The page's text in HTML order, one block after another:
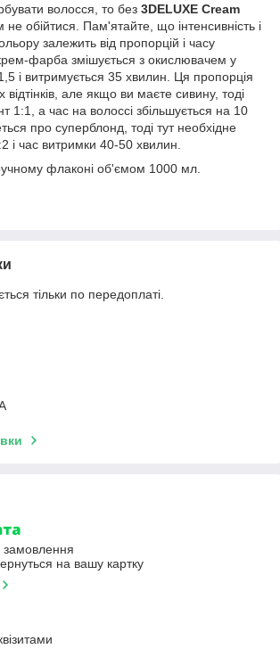
волосся, то без 3DELUXE Cream
не обійтися. Пам'ятайте, що інтенсивність і
залежить від пропорцій і часу
фарба змішується з окислювачем у
і витримується 35 хвилин. Ця пропорція
відтінків, але якщо ви маєте сивину, тоді
1:1, а час на волоссі збільшується на 10
про суперблонд, тоді тут необхідне
і час витримки 40-50 хвилин.
флаконі об'ємом 1000 мл.
тільки по передоплаті.
замовлення
на вашу картку